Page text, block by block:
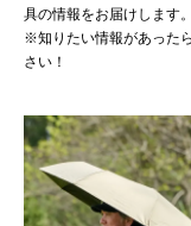
具の情報をお届けします。
※知りたい情報があった
さい！